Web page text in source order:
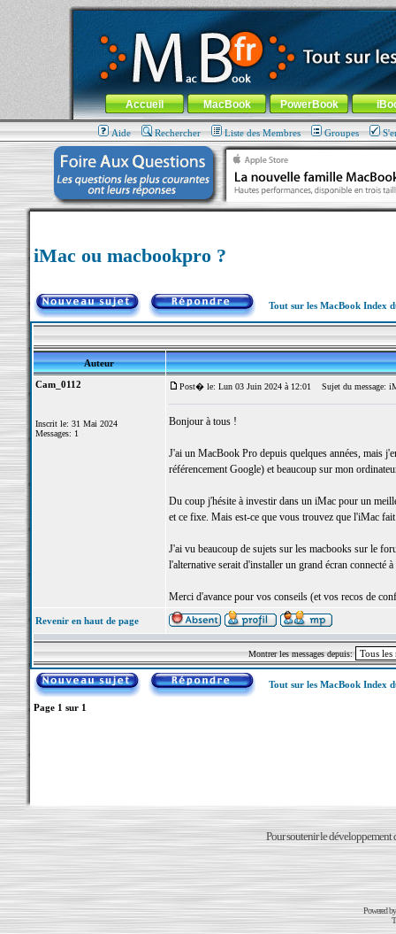
MacBook-fr.com : 100% Apple... 100% nomade !
Aller au contenu-Aller au menu général-Aller au menu de
Menu général
Accueil MacBook PowerBook
Aide Rechercher Liste des Membres Groupes
iMac ou macbookpro ?
Tout sur les MacBook Index
Auteur
Cam_0112
Inscrit le: 31 Mai 2024
Messages: 1
Post� le: Lun 03 Juin 2024 à 12:01 Sujet du message:
Bonjour à tous !
J'ai un MacBook Pro depuis quelques années, mais
référencement Google) et beaucoup sur mon
Du coup j'hésite à investir dans un iMac pour un
et ce fixe. Mais est-ce que vous trouvez que l'iMac
J'ai vu beaucoup de sujets sur les macbooks sur le
l'alternative serait d'installer un grand écran connecté
Merci d'avance pour vos conseils (et vos recos de
Revenir en haut de page
Montrer les messages depuis:
Tout sur les MacBook Index
Page 1 sur 1
Pour soutenir le développement
Powered